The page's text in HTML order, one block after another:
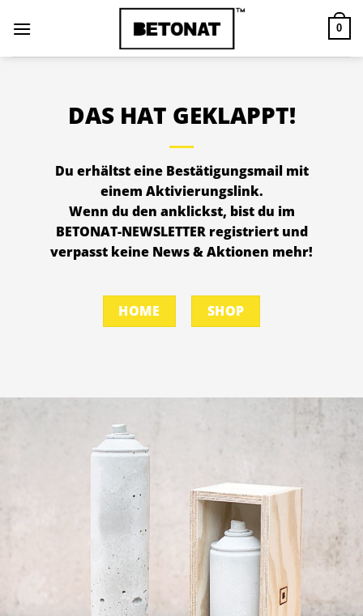
Inhalt
0
DAS HAT GEKLAPPT!
Du erhältst eine Bestätigungsmail mit
einem Aktivierungslink.
Wenn du den anklickst, bist du im
BETONAT-NEWSLETTER registriert und
verpasst keine News & Aktionen mehr!
HOME SHOP